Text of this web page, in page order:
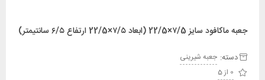
جعبه ماکافود سایز ۷/5×22/5 (ابعاد ۷/۵×22/5 ارتفاع ۶/۵ سانتیمتر)
دسته: جعبه شیرینی
0 از 5